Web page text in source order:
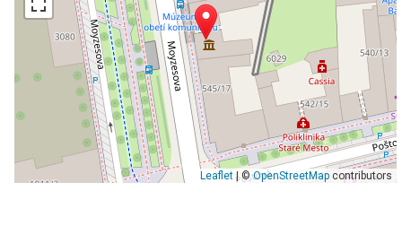
Leaflet| ©OpenStreetMapcontributors